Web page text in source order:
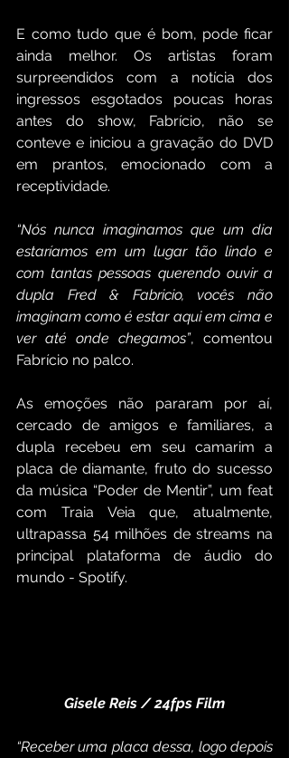
E como tudo que é bom, pode ficar
ainda melhor. Os artistas foram
surpreendidos com a notícia dos
ingressos esgotados poucas horas
antes do show, Fabrício, não se
conteve e iniciou a gravação do DVD
em prantos, emocionado com a
receptividade.
“Nós nunca imaginamos que um dia
estaríamos em um lugar tão lindo e
com tantas pessoas querendo ouvir a
dupla Fred & Fabricio, vocês não
imaginam como é estar aqui em cima e
ver até onde chegamos”, comentou
Fabrício no palco.
As emoções não pararam por aí,
cercado de amigos e familiares, a
dupla recebeu em seu camarim a
placa de diamante, fruto do sucesso
da música “Poder de Mentir”, um feat
com Traia Veia que, atualmente,
ultrapassa 54 milhões de streams na
principal plataforma de áudio do
mundo - Spotify.
Gisele Reis / 24fps Film
“Receber uma placa dessa, logo depois